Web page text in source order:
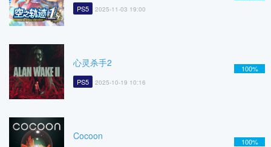
PS5 2025-11-03 19:00
心灵杀手2
PS5 2025-10-19 10:16
100%
Cocoon 100%